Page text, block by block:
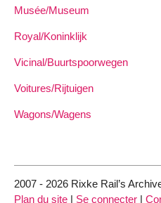
Musée/Museum
Royal/Koninklijk
Vicinal/Buurtspoorwegen
Voitures/Rijtuigen
Wagons/Wagens
2007 - 2026 Rixke Rail’s
Plan du site | Se connecter |